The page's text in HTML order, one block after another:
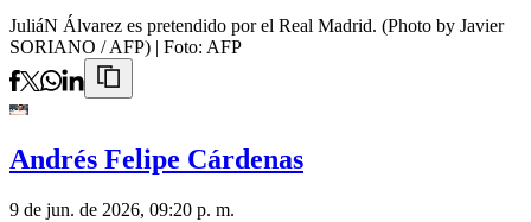
JuliáN Álvarez es pretendido por el Real Madrid. (Photo by Javier
SORIANO / AFP) | Foto: AFP
Andrés Felipe Cárdenas
9 de jun. de 2026, 09:20 p. m.